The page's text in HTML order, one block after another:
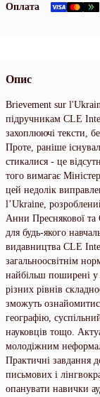
Оплата
Опис
Brievement sur
підручникам CLE
захоплюючі тексти,
Проте, раніше
стикалися - це
того вимагає
цей недолік
l’Ukraine,
Анни Преснякової
для будь-якого
видавництва CLE
загальноосвітнім
найбільш поширені у
різних рівнів
зможуть
географію,
науковців тощо.
молодіжним
Практичні завдання
письмових і
опанувати навички